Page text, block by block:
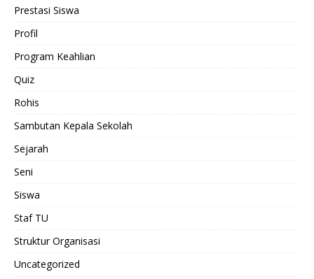
Prestasi Siswa
Profil
Program Keahlian
Quiz
Rohis
Sambutan Kepala Sekolah
Sejarah
Seni
Siswa
Staf TU
Struktur Organisasi
Uncategorized